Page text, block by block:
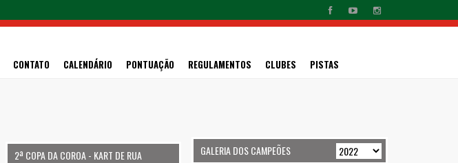
CONTATO CALENDÁRIO PONTUAÇÃO REGULAMENTOS CLUBES PISTAS
2ª COPA DA COROA - KART DE RUA GALERIA DOS CAMPEÕES